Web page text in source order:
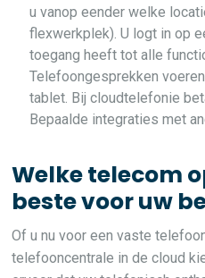
u vanop eender welke
flexwerkplek). U logt in op
toegang heeft tot alle
Telefoongesprekken
tablet. Bij cloudtelefonie
Bepaalde integraties met
Welke telecom
beste voor uw
Of u nu voor een vaste
telefooncentrale in de cloud